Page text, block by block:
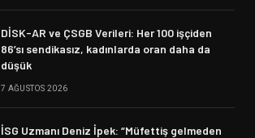
DİSK-AR ve ÇSGB Verileri: Her 100 işçiden
86’sı sendikasız, kadınlarda oran daha da
düşük
7 AĞUSTOS 2026
İSG Uzmanı Deniz İpek: “Müfettiş gelmeden